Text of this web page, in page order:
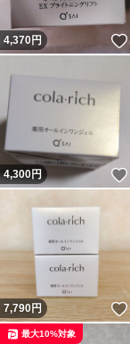
4,370円
4,300円
7,790円
最大10%対象